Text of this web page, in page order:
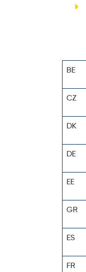
BE
CZ
DK
DE
EE
GR
ES
FR